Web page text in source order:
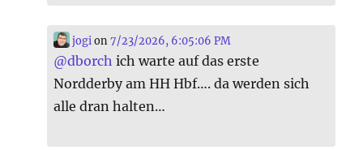
jogion7/23/2026, 6:05:06 PM
@dborch ich warte auf das erste
Nordderby am HH Hbf…. da werden sich
alle dran halten…